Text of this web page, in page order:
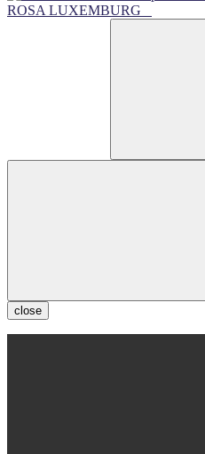
ROSA LUXEMBURG
close